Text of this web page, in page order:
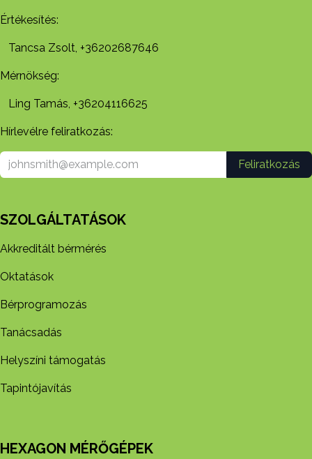
Értékesítés:
Tancsa Zsolt, +36202687646
Mérnökség:
Ling Tamás, +36204116625
Hírlevélre feliratkozás:
Feliratkozás
SZOLGÁLTATÁSOK
Akkreditált bérmérés
Oktatások
Bérprogramozás
Tanácsadás
Helyszíni támogatás
Tapintójavítás
HEXAGON MÉRŐGÉPEK